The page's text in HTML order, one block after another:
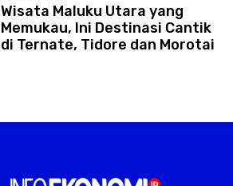
Wisata Maluku Utara yang
Memukau, Ini Destinasi Cantik
di Ternate, Tidore dan Morotai